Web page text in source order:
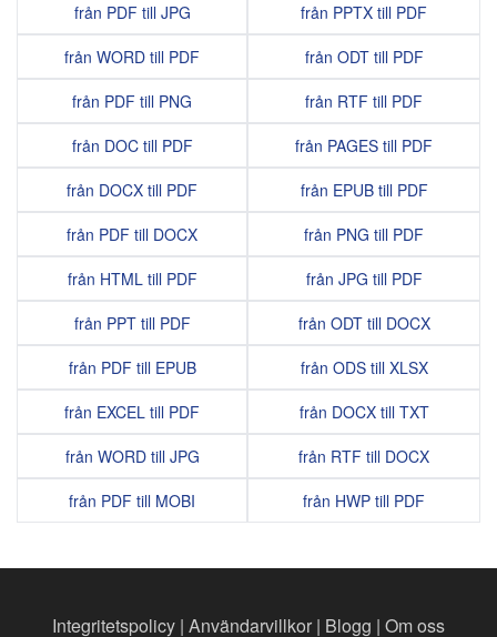
från PDF till JPG
från WORD till PDF
från PDF till PNG
från DOC till PDF
från DOCX till PDF
från PDF till DOCX
från HTML till PDF
från PPT till PDF
från PDF till EPUB
från EXCEL till PDF
från WORD till JPG
från PDF till MOBI
från PPTX till PDF
från ODT till PDF
från RTF till PDF
från PAGES till PDF
från EPUB till PDF
från PNG till PDF
från JPG till PDF
från ODT till DOCX
från ODS till XLSX
från DOCX till TXT
från RTF till DOCX
från HWP till PDF
Integritetspolicy | Användarvillkor | Blogg | Om oss